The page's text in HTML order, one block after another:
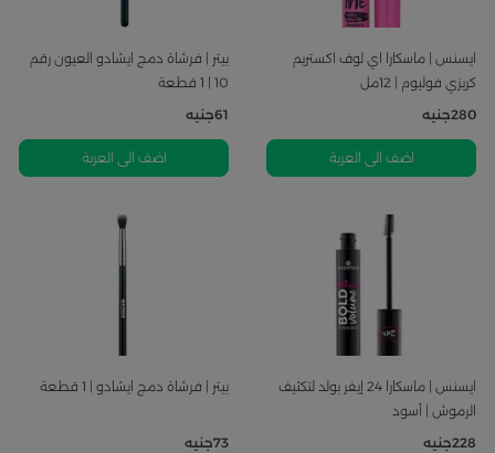
ايسنس | ماسكارا اي لوف اكستريم
كريزي فوليوم | 12مل
280جنيه
اضف الى العربة
بيتر | فرشاة دمج ايشادو العيون رقم
10 | 1 قطعة
61جنيه
اضف الى العربة
ايسنس | ماسكارا 24 إيفر بولد لتكثيف
الرموش | أسود
228جنيه
بيتر | فرشاة دمج ايشادو | 1 قطعة
73جنيه